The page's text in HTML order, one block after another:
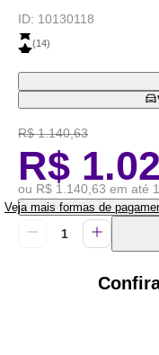
ID: 10130118
(14)
R$ 1.140,63
R$
ou R$ 1.140,63 em até
Veja mais formas de